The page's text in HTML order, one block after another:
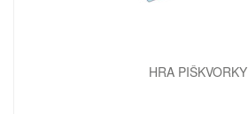
HRA PIŠKVORKY